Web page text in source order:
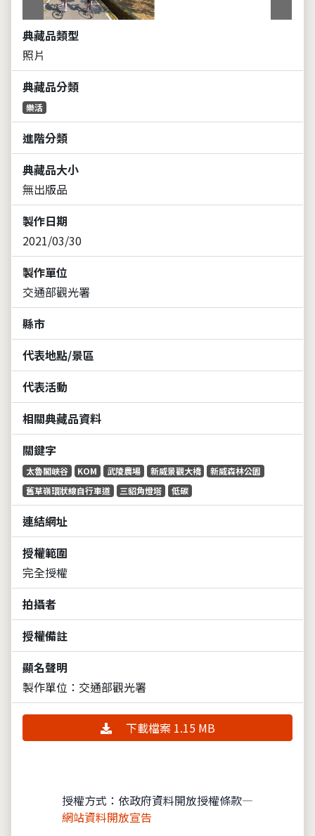
典藏品類型
照片
典藏品分類
樂活
進階分類
典藏品大小
無出版品
製作日期
2021/03/30
製作單位
交通部觀光署
縣市
代表地點/景區
代表活動
相關典藏品資料
關鍵字
太魯閣峽谷 KOM 武陵農場 新威景觀大橋
新威森林公園
舊草嶺環狀線自行車道
三貂角燈塔 低碳
連結網址
授權範圍
完全授權
拍攝者
授權備註
顯名聲明
製作單位：交通部觀光署
下載檔案 1.15 MB
授權方式：依政府資料開放授權條款—
網站資料開放宣告